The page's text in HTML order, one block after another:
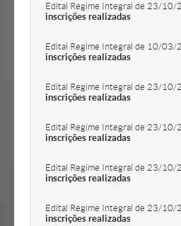
Edital Regime Integral de 23/
inscrições realizadas
Edital Regime Integral de 10/
inscrições realizadas
Edital Regime Integral de 23/
inscrições realizadas
Edital Regime Integral de 23/
inscrições realizadas
Edital Regime Integral de 23/
inscrições realizadas
Edital Regime Integral de 23/
inscrições realizadas